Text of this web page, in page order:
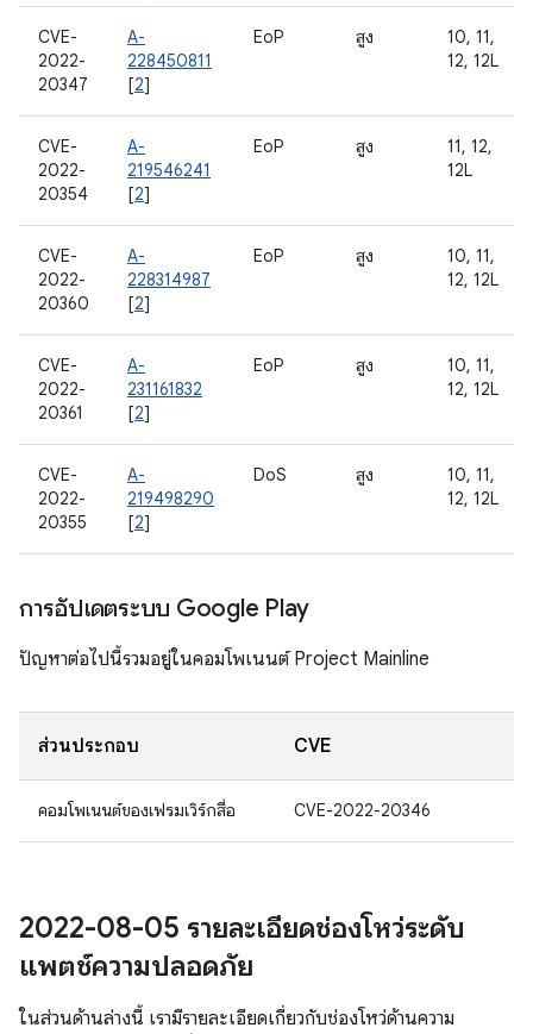
CVE-
2022-
20347
A-
228450811
[2]
EoP สูง
10, 11,
12, 12L
CVE-
2022-
20354
A-
219546241
[2]
EoP สูง
11, 12,
12L
CVE-
2022-
20360
A-
228314987
[2]
EoP สูง
10, 11,
12, 12L
CVE-
2022-
20361
A-
231161832
[2]
EoP สูง
10, 11,
12, 12L
CVE-
2022-
20355
A-
219498290
[2]
DoS สูง
10, 11,
12, 12L
การอัปเดตระบบ Google Play
ปัญหาต่อไปนี้รวมอยู่ในคอมโพเนนต์ Project Mainline
ส่วนประกอบ CVE
คอมโพเนนต์ของเฟรมเวิร์กสื่อ CVE-2022-20346
2022-08-05 รายละเอียดช่องโหว่ระดับ
แพตช์ความปลอดภัย
ในส่วนด้านล่างนี้ เรามีรายละเอียดเกี่ยวกับช่องโหว่ด้านความ